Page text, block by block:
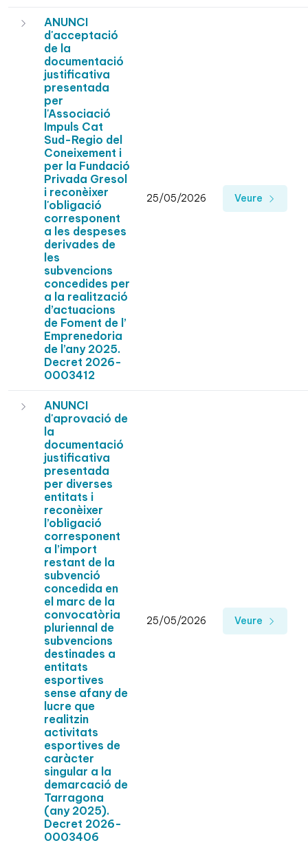
ANUNCI
d'acceptació
de la
documentació
justificativa
presentada
per
l'Associació
Impuls Cat
Sud-Regio del
Coneixement i
per la Fundació
Privada Gresol
i reconèixer
l'obligació
corresponent
a les despeses
derivades de
les
subvencions
concedides per
a la realització
d’actuacions
de Foment de l’
Emprenedoria
de l’any 2025.
Decret 2026-
0003412
25/05/2026 Veure
ANUNCI
d'aprovació de
la
documentació
justificativa
presentada
per diverses
entitats i
reconèixer
l’obligació
corresponent
a l’import
restant de la
subvenció
concedida en
el marc de la
convocatòria
pluriennal de
subvencions
destinades a
entitats
esportives
sense afany de
lucre que
realitzin
activitats
esportives de
caràcter
singular a la
demarcació de
Tarragona
(any 2025).
Decret 2026-
0003406
25/05/2026 Veure